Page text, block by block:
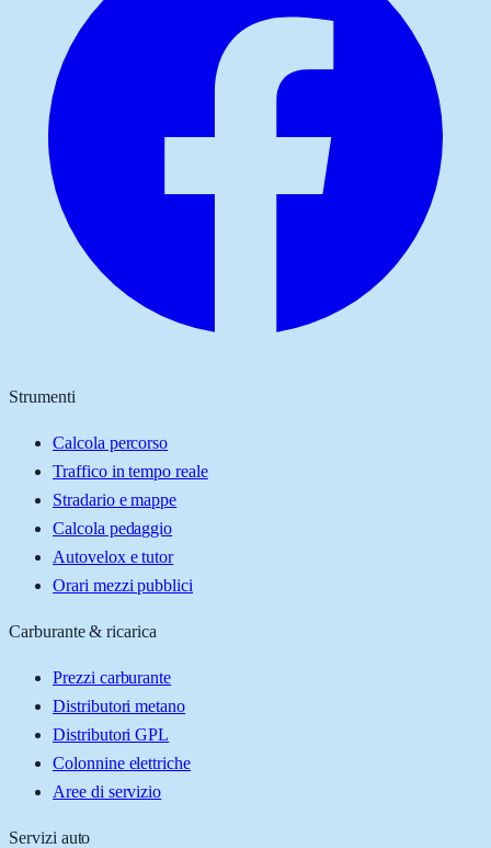
Strumenti
Calcola percorso
Traffico in tempo reale
Stradario e mappe
Calcola pedaggio
Autovelox e tutor
Orari mezzi pubblici
Carburante & ricarica
Prezzi carburante
Distributori metano
Distributori GPL
Colonnine elettriche
Aree di servizio
Servizi auto